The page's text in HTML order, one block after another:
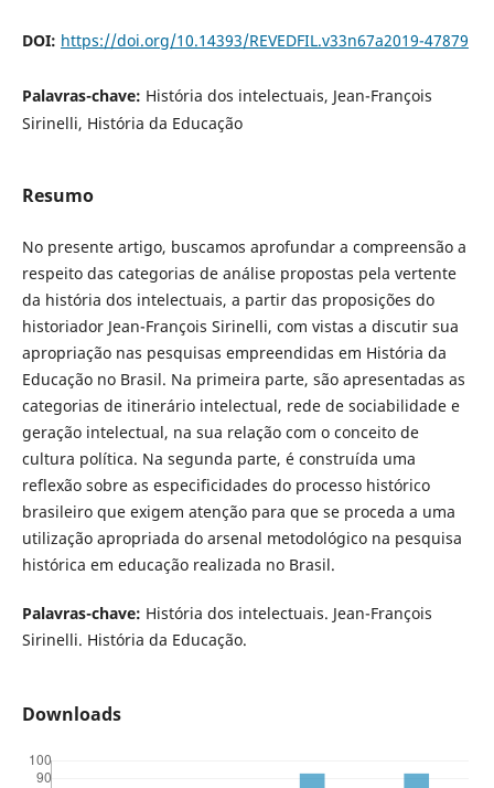
DOI: https://doi.org/10.14393/REVEDFIL.v33n67a2019-47879
Palavras-chave: História dos intelectuais, Jean-François
Sirinelli, História da Educação
Resumo
No presente artigo, buscamos aprofundar a compreensão a
respeito das categorias de análise propostas pela vertente
da história dos intelectuais, a partir das proposições do
historiador Jean-François Sirinelli, com vistas a discutir sua
apropriação nas pesquisas empreendidas em História da
Educação no Brasil. Na primeira parte, são apresentadas as
categorias de itinerário intelectual, rede de sociabilidade e
geração intelectual, na sua relação com o conceito de
cultura política. Na segunda parte, é construída uma
reflexão sobre as especificidades do processo histórico
brasileiro que exigem atenção para que se proceda a uma
utilização apropriada do arsenal metodológico na pesquisa
histórica em educação realizada no Brasil.
Palavras-chave: História dos intelectuais. Jean-François
Sirinelli. História da Educação.
Downloads